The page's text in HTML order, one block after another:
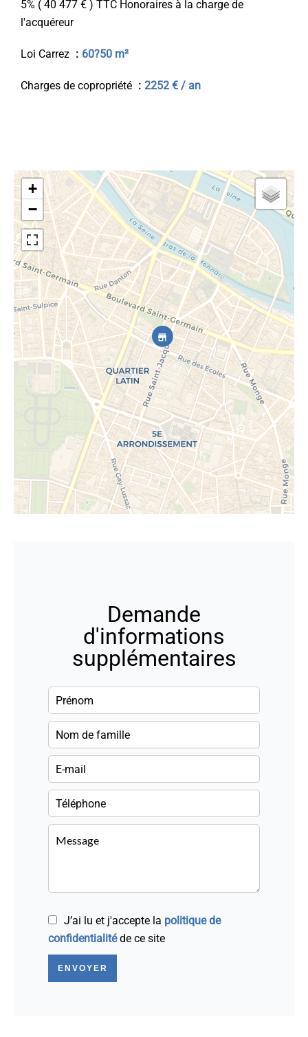
5% ( 40 477 € ) TTC Honoraires à la charge de
l'acquéreur
Loi Carrez 60?50 m²
Charges de copropriété 2252 € / an
+
−
Demande
d'informations
supplémentaires
J’ai lu et j'accepte la politique de
confidentialitéde ce site
ENVOYER